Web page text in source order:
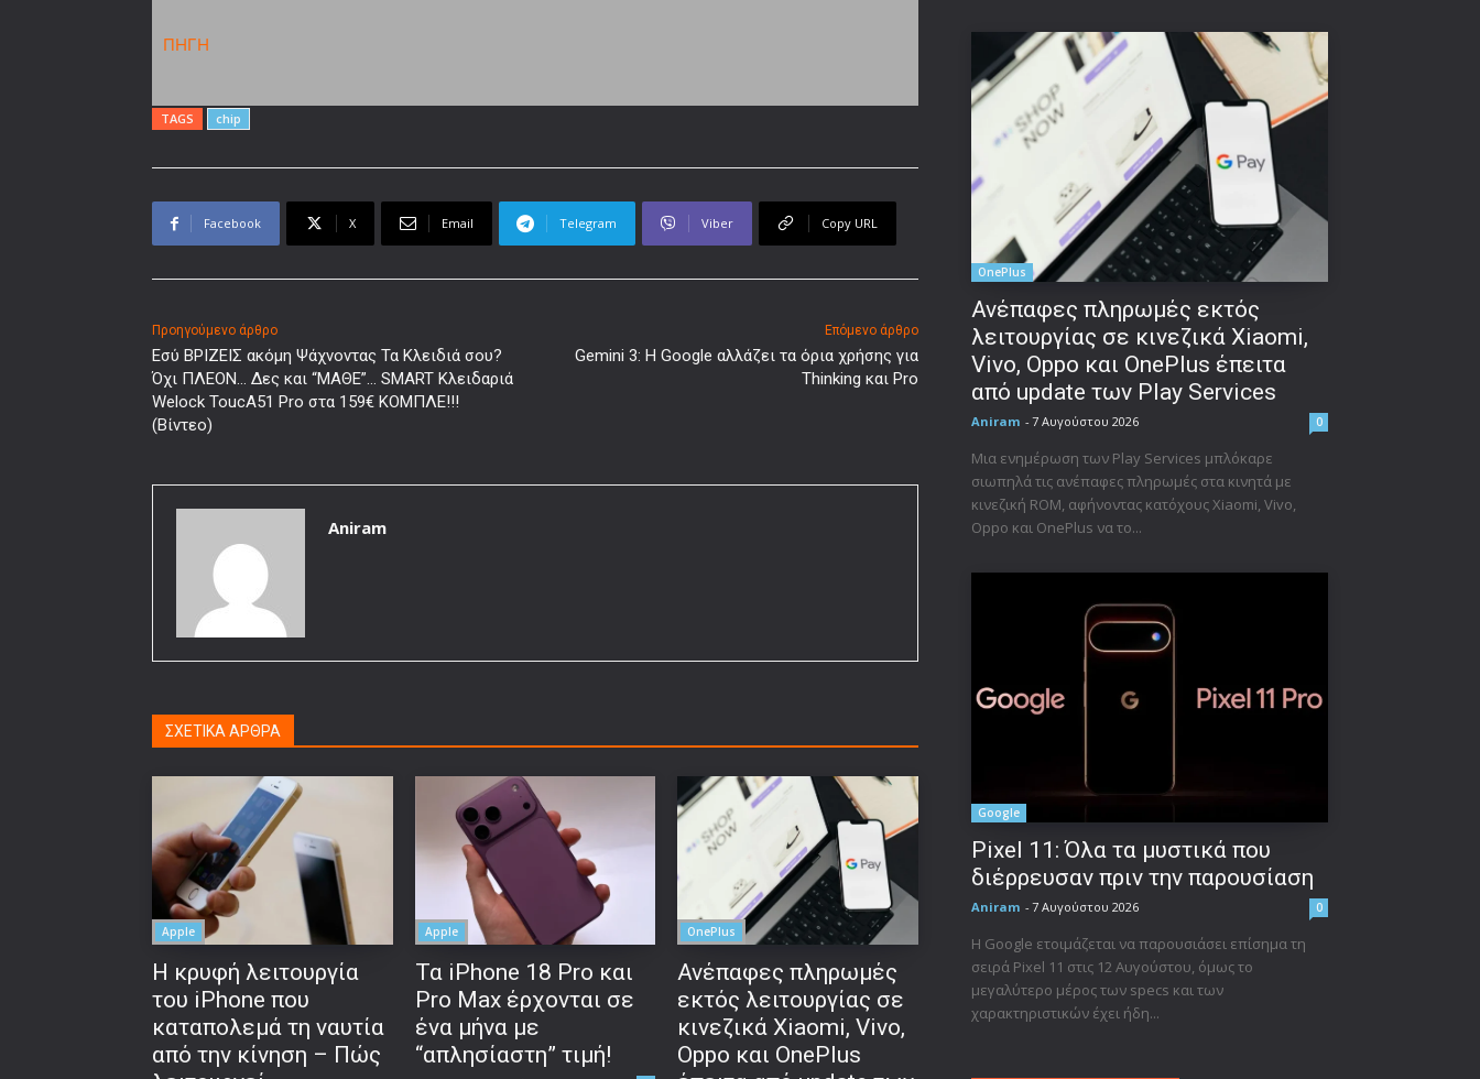
ΠΗΓΗ
TAGS chip
Facebook X Email Telegram Viber Copy URL
Προηγούμενο άρθρο
Εσύ ΒΡΙΖΕΙΣ ακόμη Ψάχνοντας Τα Κλειδιά σου?
Όχι ΠΛΕΟΝ… Δες και “ΜΑΘΕ”… SMART Kλειδαριά
Welock ToucA51 Pro στα 159€ ΚΟΜΠΛΕ!!!
(Βίντεο)
Επόμενο άρθρο
Gemini 3: Η Google αλλάζει τα όρια χρήσης για
Thinking και Pro
Aniram
ΣΧΕΤΙΚΑ ΑΡΘΡΑ
Apple
Η κρυφή λειτουργία
του iPhone που
καταπολεμά τη ναυτία
από την κίνηση – Πώς
Apple
Τα iPhone 18 Pro και
Pro Max έρχονται σε
ένα μήνα με
“απλησίαστη” τιμή!
OnePlus
Ανέπαφες πληρωμές
εκτός λειτουργίας σε
κινεζικά Xiaomi, Vivo,
Oppo και OnePlus
OnePlus
Ανέπαφες πληρωμές εκτός
λειτουργίας σε κινεζικά Xiaomi,
Vivo, Oppo και OnePlus έπειτα
από update των Play Services
Aniram - 7 Αυγούστου 2026 0
Μια ενημέρωση των Play Services μπλόκαρε
σιωπηλά τις ανέπαφες πληρωμές στα κινητά με
κινεζική ROM, αφήνοντας κατόχους Xiaomi, Vivo,
Oppo και OnePlus να το...
Google
Pixel 11: Όλα τα μυστικά που
διέρρευσαν πριν την παρουσίαση
Aniram - 7 Αυγούστου 2026 0
Η Google ετοιμάζεται να παρουσιάσει επίσημα τη
σειρά Pixel 11 στις 12 Αυγούστου, όμως το
μεγαλύτερο μέρος των specs και των
χαρακτηριστικών έχει ήδη...